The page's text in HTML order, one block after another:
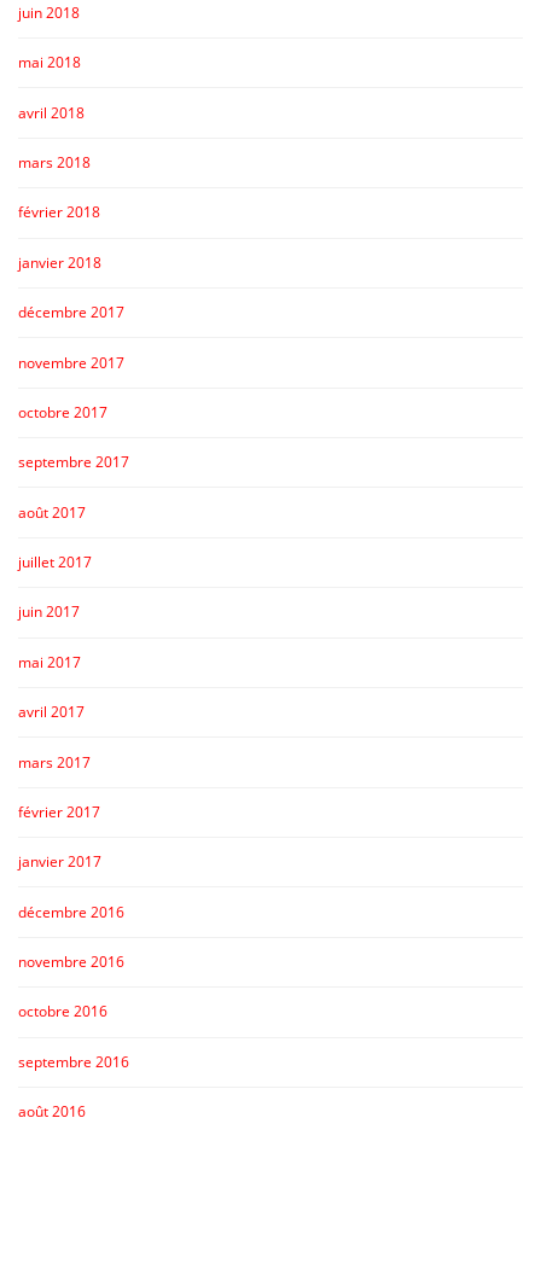
juin 2018
mai 2018
avril 2018
mars 2018
février 2018
janvier 2018
décembre 2017
novembre 2017
octobre 2017
septembre 2017
août 2017
juillet 2017
juin 2017
mai 2017
avril 2017
mars 2017
février 2017
janvier 2017
décembre 2016
novembre 2016
octobre 2016
septembre 2016
août 2016